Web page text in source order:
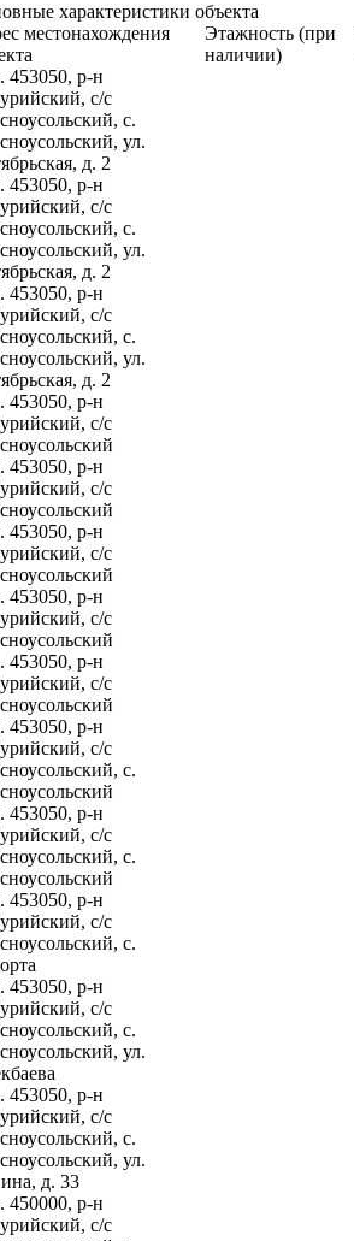
характеристики объекта
местонахождения
Этажность (при
наличии)
453050, р-н
с/с
с.
ул.
д. 2
453050, р-н
с/с
с.
ул.
д. 2
453050, р-н
с/с
с.
ул.
д. 2
453050, р-н
с/с
453050, р-н
с/с
453050, р-н
с/с
453050, р-н
с/с
453050, р-н
с/с
453050, р-н
с/с
с.
453050, р-н
с/с
с.
453050, р-н
с/с
с.
453050, р-н
с/с
с.
ул.
453050, р-н
с/с
с.
ул.
д. 33
450000, р-н
с/с